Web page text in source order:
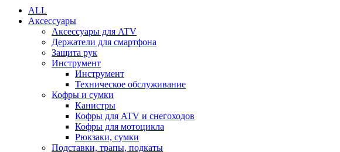
ALL
Аксессуары
Аксессуары для ATV
Держатели для смартфона
Защита рук
Инструмент
Инструмент
Техническое обслуживание
Кофры и сумки
Канистры
Кофры для ATV и снегоходов
Кофры для мотоцикла
Рюкзаки, сумки
Подставки, трапы, подкаты